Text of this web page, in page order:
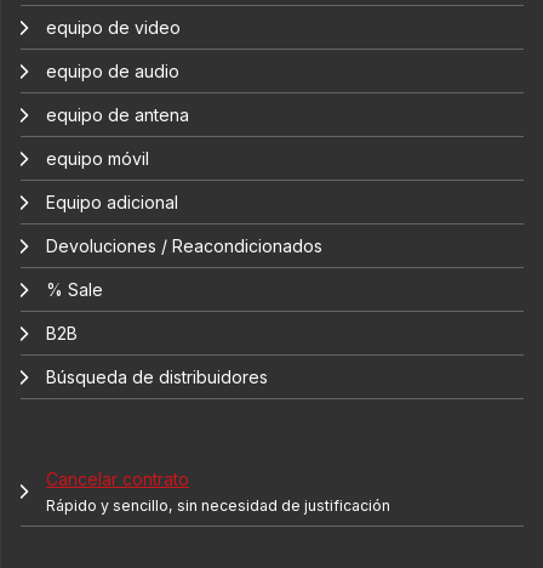
equipo de video
equipo de audio
equipo de antena
equipo móvil
Equipo adicional
Devoluciones / Reacondicionados
% Sale
B2B
Búsqueda de distribuidores
Cancelar contrato
Rápido y sencillo, sin necesidad de justificación